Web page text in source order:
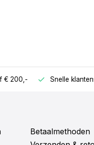
€ 200,- Snelle
Betaalmethoden